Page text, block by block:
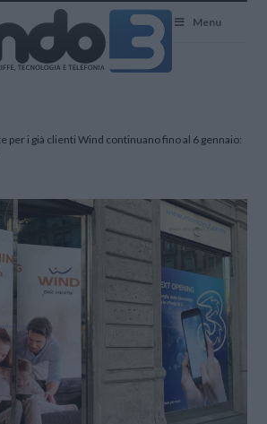
Menu
per i già clienti Wind continuano fino al 6 gennaio: